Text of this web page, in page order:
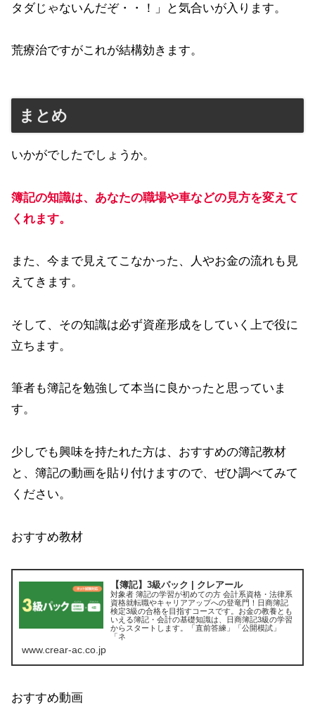
タダじゃないんだぞ・・！」と気合いが入ります。
荒療治ですがこれが結構効きます。
まとめ
いかがでしたでしょうか。
簿記の知識は、 あなたの職場や車などの見方を変えて
くれます。
また、今まで見えてこなかった、人やお金の流れも見
えてきます。
そして、その知識は必ず資産形成をしていく上で役に
立ちます。
筆者も簿記を勉強して本当に良かったと思っていま
す。
少しでも興味を持たれた方は、おすすめの簿記教材
と、簿記の動画を貼り付けますので、ぜひ調べてみて
ください。
おすすめ教材
【簿記】3級パック | クレアール
対象者 簿記の学習が初めての方 会計系資格・法律系
資格就転職やキャリアアップへの登竜門！日商簿記
検定3級の合格を目指すコースです。お金の教養とも
いえる簿記・会計の基礎知識は、日商簿記3級の学習
からスタートします。「直前答練」「公開模試」
「ネ
www.crear-ac.co.jp
おすすめ動画